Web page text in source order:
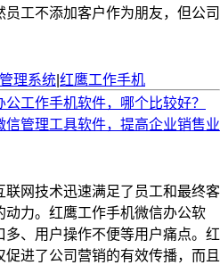
工不添加客户作为朋友，但公司
理系统 红鹰工作手机
工作手机软件，哪个比较好？
信管理工具软件，提高企业销售业
联网技术迅速满足了员工和最终客
动力。红鹰工作手机微信办公软
、用户操作不便等用户痛点。红
进了公司营销的有效传播，而且